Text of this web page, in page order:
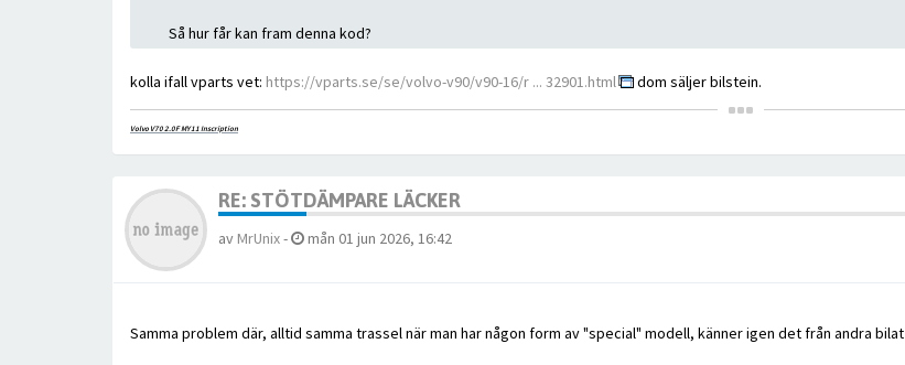
Så hur får kan fram denna kod?
kolla ifall vparts vet: https://vparts.se/se/volvo-v90/v90-16/r ... 32901.html dom säljer bilstein.
Volvo V70 2.0F MY11 Inscription
RE: STÖTDÄMPARE LÄCKER
av MrUnix- mån 01 jun 2026, 16:42
Samma problem där, alltid samma trassel när man har någon form av "special" modell, känner igen det från andra bilat